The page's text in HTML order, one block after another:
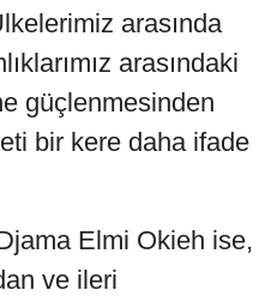
arasında
arasındaki
güçlenmesinden
bir kere daha ifade
Elmi Okieh ise,
ve ileri